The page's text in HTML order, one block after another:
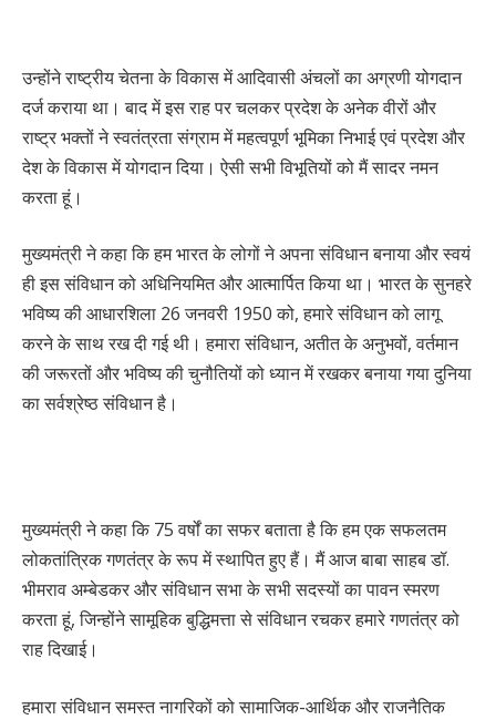
उन्होंने राष्ट्रीय चेतना के विकास में आदिवासी अंचलों का अग्रणी योगदान
दर्ज कराया था। बाद में इस राह पर चलकर प्रदेश के अनेक वीरों और
राष्ट्र भक्तों ने स्वतंत्रता संग्राम में महत्वपूर्ण भूमिका निभाई एवं प्रदेश और
देश के विकास में योगदान दिया। ऐसी सभी विभूतियों को मैं सादर नमन
करता हूं।
मुख्यमंत्री ने कहा कि हम भारत के लोगों ने अपना संविधान बनाया और स्वयं
ही इस संविधान को अधिनियमित और आत्मार्पित किया था। भारत के सुनहरे
भविष्य की आधारशिला 26 जनवरी 1950 को, हमारे संविधान को लागू
करने के साथ रख दी गई थी। हमारा संविधान, अतीत के अनुभवों, वर्तमान
की जरूरतों और भविष्य की चुनौतियों को ध्यान में रखकर बनाया गया दुनिया
का सर्वश्रेष्ठ संविधान है।
मुख्यमंत्री ने कहा कि 75 वर्षों का सफर बताता है कि हम एक सफलतम
लोकतांत्रिक गणतंत्र के रूप में स्थापित हुए हैं। मैं आज बाबा साहब डॉ.
भीमराव अम्बेडकर और संविधान सभा के सभी सदस्यों का पावन स्मरण
करता हूं, जिन्होंने सामूहिक बुद्धिमत्ता से संविधान रचकर हमारे गणतंत्र को
राह दिखाई।
हमारा संविधान समस्त नागरिकों को सामाजिक-आर्थिक और राजनैतिक